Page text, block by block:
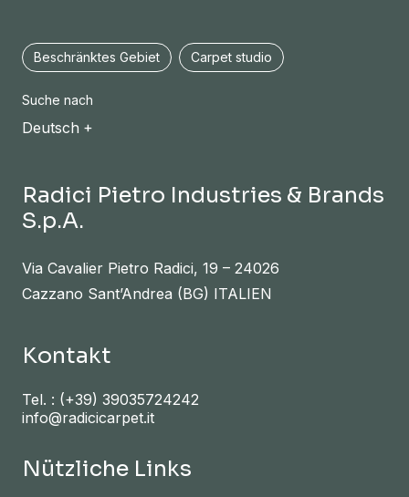
Beschränktes Gebiet Carpet studio
Suche nach
Deutsch
Radici Pietro Industries & Brands
S.p.A.
Via Cavalier Pietro Radici, 19 – 24026
Cazzano Sant’Andrea (BG) ITALIEN
Kontakt
Tel. : (+39) 39035724242
info@radicicarpet.it
Nützliche Links